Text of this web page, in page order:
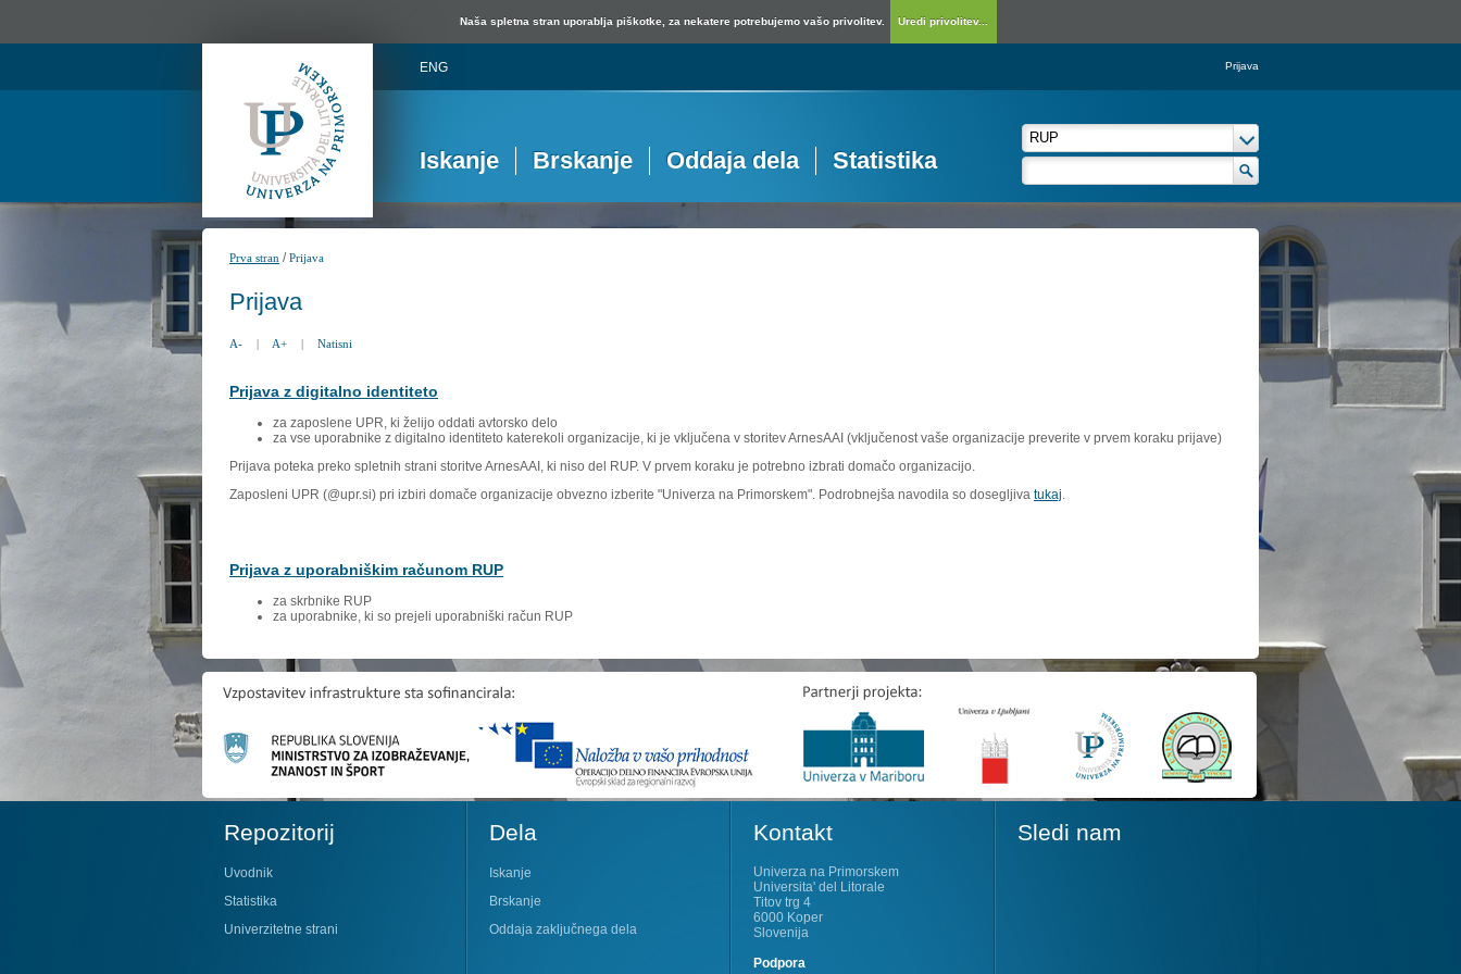
Naša spletna stran uporablja piškotke, za nekatere potrebujemo vašo privolitev. Uredi privolitev...
ENG Prijava
Iskanje Brskanje Oddaja dela Statistika
Prva stran /Prijava
Prijava
A- | A+ | Natisni
Prijava z digitalno identiteto
za zaposlene UPR, ki želijo oddati avtorsko delo
za vse uporabnike z digitalno identiteto katerekoli organizacije, ki je vključena v storitev ArnesAAI (vključenost vaše organizacije preverite v prvem koraku prijave)
Prijava poteka preko spletnih strani storitve ArnesAAI, ki niso del RUP. V prvem koraku je potrebno izbrati domačo organizacijo.
Zaposleni UPR (@upr.si) pri izbiri domače organizacije obvezno izberite "Univerza na Primorskem". Podrobnejša navodila so dosegljiva tukaj
Prijava z uporabniškim računom RUP
za skrbnike RUP
za uporabnike, ki so prejeli uporabniški račun RUP
Repozitorij
Uvodnik
Statistika
Univerzitetne strani
Dela
Iskanje
Brskanje
Oddaja zaključnega dela
Kontakt
Univerza na Primorskem
Universita' del Litorale
Titov trg 4
6000 Koper
Slovenija
Podpora
Sledi nam